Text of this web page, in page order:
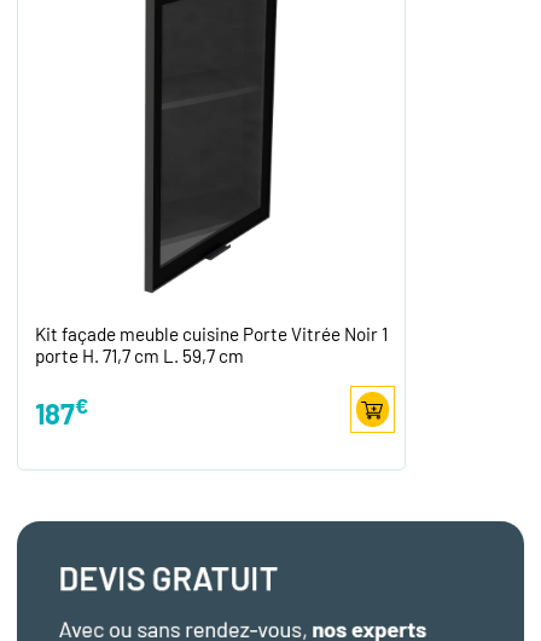
Kit façade meuble cuisine Porte Vitrée Noir 1
porte H. 71,7 cm L. 59,7 cm
187€